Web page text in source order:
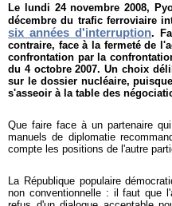
Le lundi 24 novembre 2008,
décembre du trafic ferroviaire
six années d'interruption.
contraire, face à la fermeté de
confrontation par la
du 4 octobre 2007. Un choix
sur le dossier nucléaire,
s'asseoir à la table des
Que faire face à un partenaire
manuels de diplomatie
compte les positions de l'autre
La République populaire
non conventionnelle : il faut que